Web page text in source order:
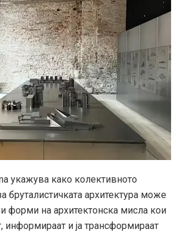
укажува како колективното
бруталистичката архитектура може
форми на архитектонска мисла кои
информираат и ја трансформираат